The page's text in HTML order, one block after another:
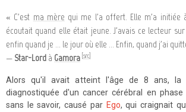
« C'est ma mère qui me l'a offert. Elle m'a initiée
écoutait quand elle était jeune. J'avais ce lecteur
enfin quand je ... le jour où elle ... Enfin, quand j'ai
— Star-Lord à Gamora [src]
Alors qu'il avait atteint l'âge de 8 ans, la
diagnostiquée d'un cancer cérébral en
sans le savoir, causé par Ego, qui craignait